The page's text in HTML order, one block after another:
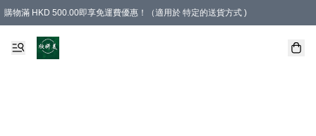
購物滿 HKD 500.00即享免運費優惠！（適用於 特定的送貨方式 )